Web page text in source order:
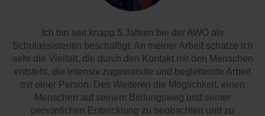
Ich bin seit knapp 5 Jahren bei der AWO als
Schulassistentin beschäftigt. An meiner Arbeit schätze ich
sehr die Vielfalt, die durch den Kontakt mit den Menschen
entsteht, die intensiv zugewandte und begleitende Arbeit
mit einer Person. Des Weiteren die Möglichkeit, einen
Menschen auf seinem Bildungsweg und seiner
persönlichen Entwicklung zu beobachten und zu